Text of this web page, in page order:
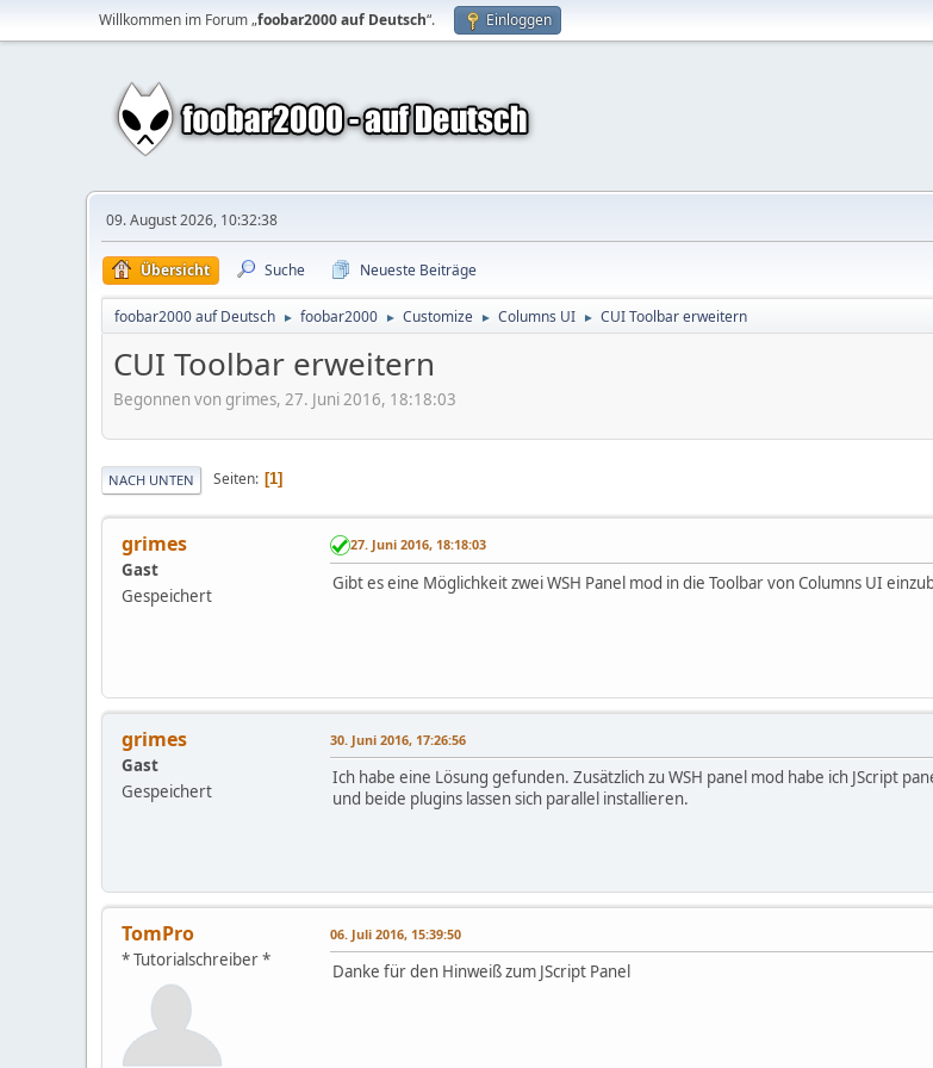
Willkommen im Forum „foobar2000 auf Deutsch“. Einloggen
09. August 2026, 10:32:38
Übersicht Suche Neueste Beiträge
foobar2000 auf Deutsch ► foobar2000 ► Customize ► Columns UI ► CUI Toolbar erweitern
CUI Toolbar erweitern
Begonnen von grimes, 27. Juni 2016, 18:18:03
NACH UNTEN Seiten 1
grimes
Gast
Gespeichert
27. Juni 2016, 18:18:03
Gibt es eine Möglichkeit zwei WSH Panel mod in die Toolbar von Columns UI
grimes
Gast
Gespeichert
30. Juni 2016, 17:26:56
Ich habe eine Lösung gefunden. Zusätzlich zu WSH panel mod habe ich JScript
und beide plugins lassen sich parallel installieren.
TomPro
* Tutorialschreiber *
06. Juli 2016, 15:39:50
Danke für den Hinweiß zum JScript Panel